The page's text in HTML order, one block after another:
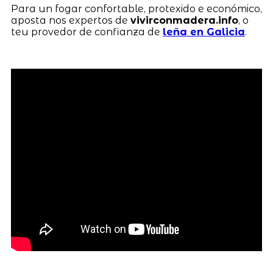
Para un fogar confortable, protexido e económico,
aposta nos expertos de vivirconmadera.info, o
teu provedor de confianza de leña en Galicia.